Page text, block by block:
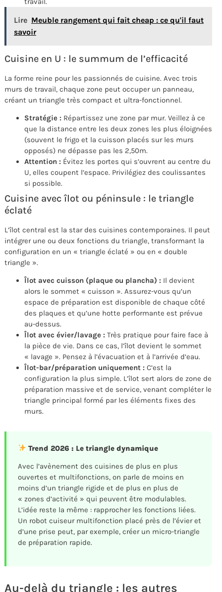
Lire Meuble rangement qui fait cheap : ce qu'il faut
savoir
Cuisine en U : le summum de l’efficacité
La forme reine pour les passionnés de cuisine. Avec trois
murs de travail, chaque zone peut occuper un panneau,
créant un triangle très compact et ultra-fonctionnel.
Stratégie : Répartissez une zone par mur. Veillez à ce
que la distance entre les deux zones les plus éloignées
(souvent le frigo et la cuisson placés sur les murs
opposés) ne dépasse pas les 2,50m.
Attention : Évitez les portes qui s’ouvrent au centre du
U, elles coupent l’espace. Privilégiez des coulissantes
si possible.
Cuisine avec îlot ou péninsule : le triangle
éclaté
L’îlot central est la star des cuisines contemporaines. Il peut
intégrer une ou deux fonctions du triangle, transformant la
configuration en un « triangle éclaté » ou en « double
triangle ».
Îlot avec cuisson (plaque ou plancha) : Il devient
alors le sommet « cuisson ». Assurez-vous qu’un
espace de préparation est disponible de chaque côté
des plaques et qu’une hotte performante est prévue
au-dessus.
Îlot avec évier/lavage : Très pratique pour faire face à
la pièce de vie. Dans ce cas, l’îlot devient le sommet
« lavage ». Pensez à l’évacuation et à l’arrivée d’eau.
Îlot-bar/préparation uniquement : C’est la
configuration la plus simple. L’îlot sert alors de zone de
préparation massive et de service, venant compléter le
triangle principal formé par les éléments fixes des
murs.
Trend 2026 : Le triangle dynamique
Avec l’avènement des cuisines de plus en plus
ouvertes et multifonctions, on parle de moins en
moins d’un triangle rigide et de plus en plus de
« zones d’activité » qui peuvent être modulables.
L’idée reste la même : rapprocher les fonctions liées.
Un robot cuiseur multifonction placé près de l’évier et
d’une prise peut, par exemple, créer un micro-triangle
de préparation rapide.
Au-delà du triangle : les autres